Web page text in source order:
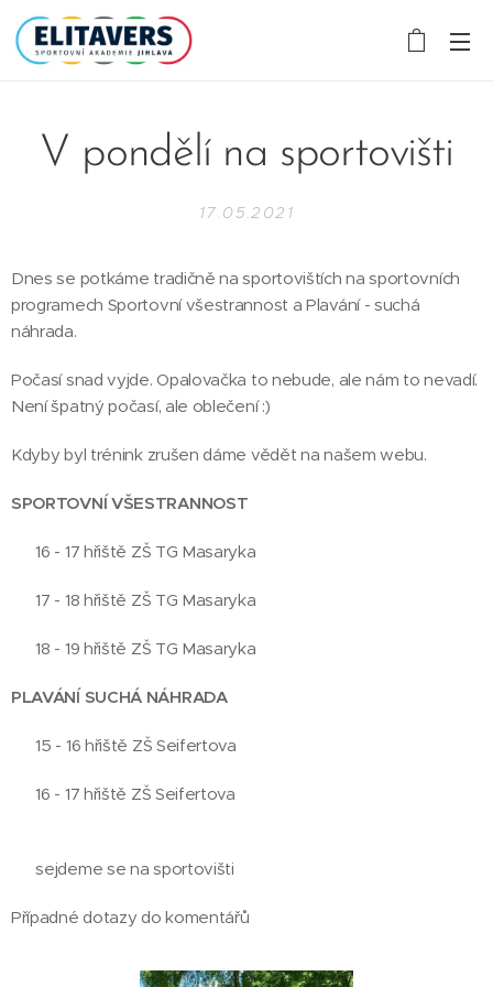
V pondělí na sportovišti
17.05.2021
Dnes se potkáme tradičně na sportovištích na sportovních
programech Sportovní všestrannost a Plavání - suchá
náhrada.
Počasí snad vyjde. Opalovačka to nebude, ale nám to nevadí.
Není špatný počasí, ale oblečení :)
Kdyby byl trénink zrušen dáme vědět na našem webu.
SPORTOVNÍ VŠESTRANNOST
👉 16 - 17 hřiště ZŠ TG Masaryka
👉 17 - 18 hřiště ZŠ TG Masaryka
👉 18 - 19 hřiště ZŠ TG Masaryka
PLAVÁNÍ SUCHÁ NÁHRADA
👉 15 - 16 hřiště ZŠ Seifertova
👉 16 - 17 hřiště ZŠ Seifertova
👉 sejdeme se na sportovišti
Případné dotazy do komentářů 👍